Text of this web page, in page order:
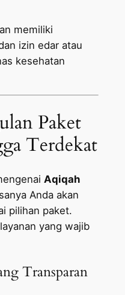
memiliki
izin edar atau
kesehatan
Paket
Terdekat
Aqiqah
Anda akan
pilihan paket.
yang wajib
Transparan